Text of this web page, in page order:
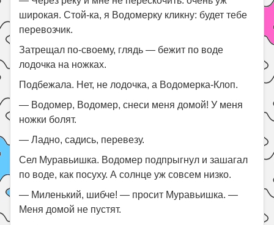
широкая. Стой-ка, я Водомерку кликну: будет тебе
перевозчик.
Затрещал по-своему, глядь — бежит по воде
лодочка на ножках.
Подбежала. Нет, не лодочка, а Водомерка-Клоп.
— Водомер, Водомер, снеси меня домой! У меня
ножки болят.
— Ладно, садись, перевезу.
Сел Муравьишка. Водомер подпрыгнул и зашагал
по воде, как посуху. А солнце уж совсем низко.
— Миленький, шибче! — просит Муравьишка. —
Меня домой не пустят.